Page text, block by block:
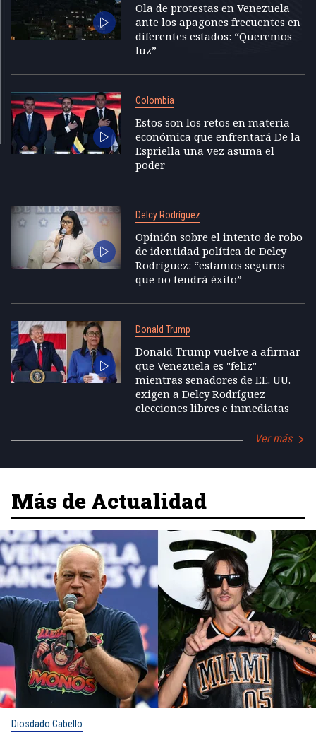
Ola de protestas en Venezuela
ante los apagones frecuentes en
diferentes estados: “Queremos
luz”
Colombia
Estos son los retos en materia
económica que enfrentará De la
Espriella una vez asuma el
poder
Delcy Rodríguez
Opinión sobre el intento de robo
de identidad política de Delcy
Rodríguez: “estamos seguros
que no tendrá éxito”
Donald Trump
Donald Trump vuelve a afirmar
que Venezuela es "feliz"
mientras senadores de EE. UU.
exigen a Delcy Rodríguez
elecciones libres e inmediatas
Ver más
Más de Actualidad
Diosdado Cabello